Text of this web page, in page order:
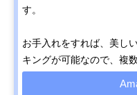
す。
お手入れをすれば、美し
キングが可能なので、複